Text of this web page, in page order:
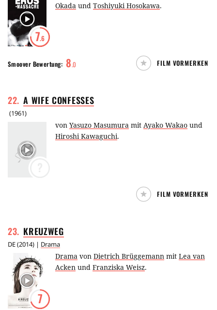
7.6
Okada und Toshiyuki Hosokawa.
Smoover Bewertung: 8.0 FILM VORMERKEN
22. A WIFECONFESSES
(1961)
von Yasuzo Masumura mit Ayako Wakao und
Hiroshi Kawaguchi.
FILM VORMERKEN
23. KREUZWEG
DE(2014) | Drama
7
Drama von Dietrich Brüggemann mit Lea van
Acken und Franziska Weisz.